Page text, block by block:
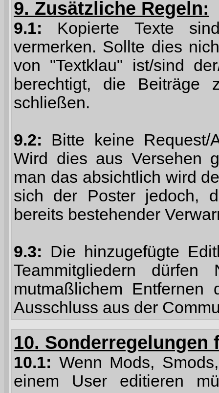
9. Zusätzliche Regeln:
9.1: Kopierte Texte
vermerken. Sollte dies
von "Textklau" ist/sind
berechtigt, die
schließen.
9.2: Bitte keine Request/
Wird dies aus Versehen
man das absichtlich wird
sich der Poster jedoch,
bereits bestehender
9.3: Die hinzugefügte
Teammitgliedern
mutmaßlichem
Ausschluss aus der
10. Sonderregelungen
10.1: Wenn Mods,
einem User editieren